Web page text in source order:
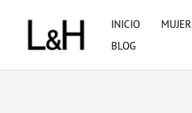
contenido
INICIO MUJER
BLOG